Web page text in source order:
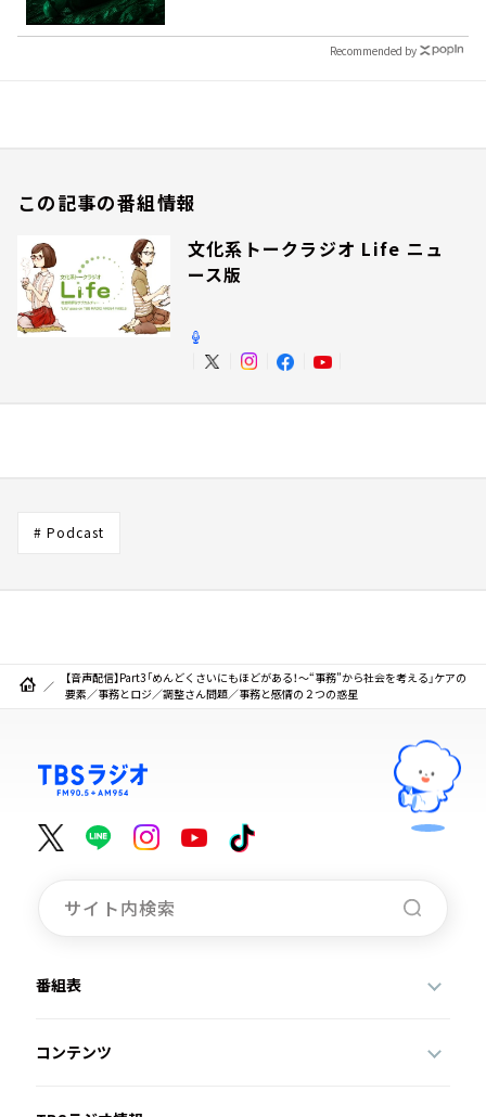
Recommended by
この記事の番組情報
文化系トークラジオ Life ニュ
ース版
# Podcast
【音声配信】Part3「めんどくさいにもほどがある！～“事務”から社会を考える」ケアの
要素／事務とロジ／調整さん問題／事務と感情の２つの惑星
番組表
コンテンツ